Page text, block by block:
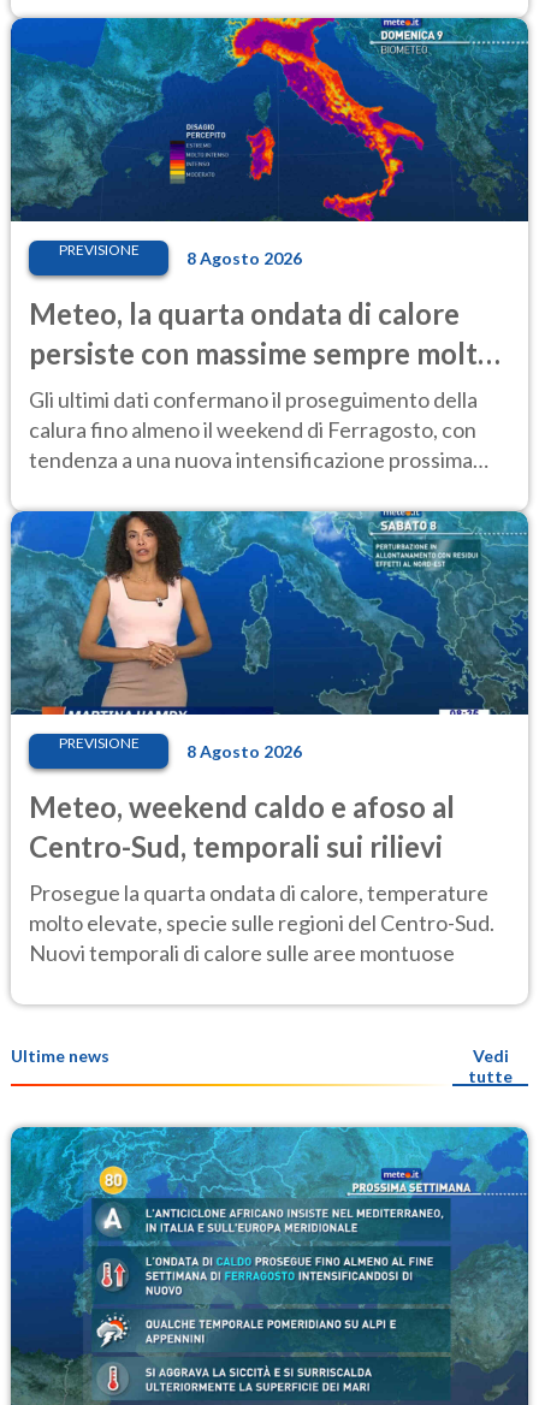
PREVISIONE 8 Agosto 2026
Meteo, la quarta ondata di calore
persiste con massime sempre molto
elevate
Gli ultimi dati confermano il proseguimento della
calura fino almeno il weekend di Ferragosto, con
tendenza a una nuova intensificazione prossima
PREVISIONE 8 Agosto 2026
Meteo, weekend caldo e afoso al
Centro-Sud, temporali sui rilievi
Prosegue la quarta ondata di calore, temperature
molto elevate, specie sulle regioni del Centro-Sud.
Nuovi temporali di calore sulle aree montuose
Ultime news
Vedi
tutte